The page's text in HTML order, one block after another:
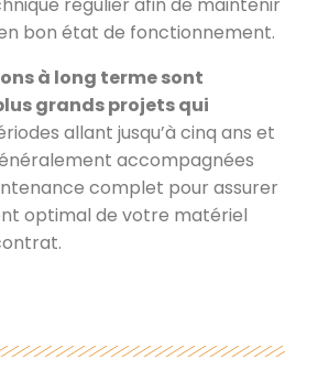
bon état de fonctionnement.
à long terme sont
grands projets qui
allant jusqu’à cinq ans et
accompagnées
complet pour assurer
optimal de votre matériel